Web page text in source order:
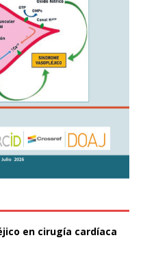
en cirugía cardíaca